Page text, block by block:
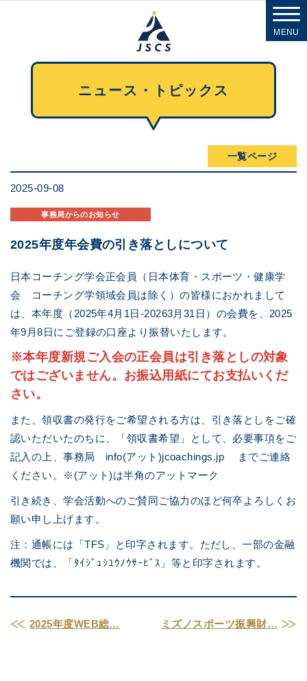
MENU
ニュース・トピックス
一覧ページ
2025-09-08
事務局からのお知らせ
2025年度年会費の引き落としについて
日本コーチング学会正会員（日本体育・スポーツ・健康学
会 コーチング学領域会員は除く）の皆様におかれまして
は、本年度（2025年4月1日-20263月31日）の会費を、2025
年9月8日にご登録の口座より振替いたします。
※本年度新規ご入会の正会員は引き落としの対象
ではございません。お振込用紙にてお支払いくだ
さい。
また、領収書の発行をご希望される方は、引き落としをご確
認いただいたのちに、「領収書希望」として、必要事項をご
記入の上、事務局 info(アット)jcoachings.jp までご連絡
ください。※(アット)は半角のアットマーク
引き続き、学会活動へのご賛同ご協力のほど何卒よろしくお
願い申し上げます。
注：通帳には「TFS」と印字されます。ただし、一部の金融
機関では、「ﾀｲｼﾞｭｼﾕｳﾉｳｻｰﾋﾞｽ」等と印字されます。
2025年度WEB総… ミズノスポーツ振興財…